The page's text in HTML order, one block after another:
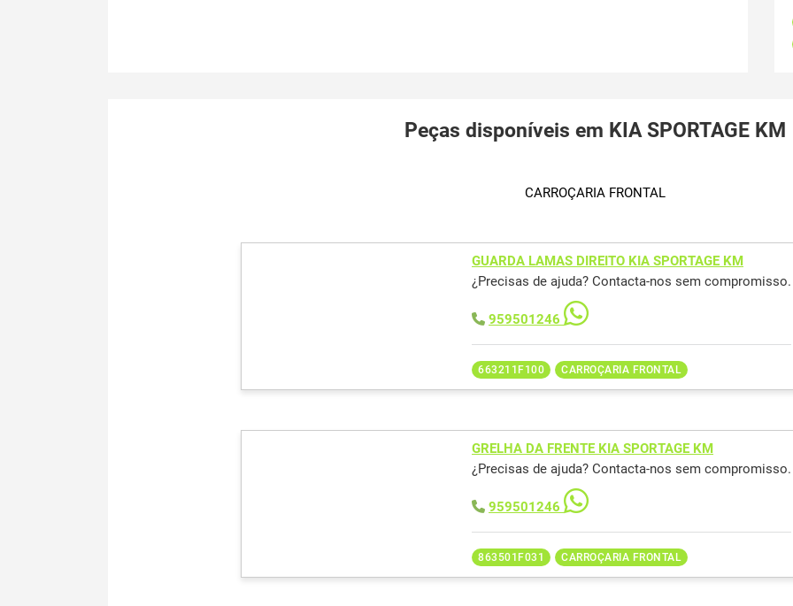
Peças disponíveis em KIA SPORTAGE KM
CARROÇARIA FRONTAL
GUARDA LAMAS DIREITO KIA SPORTAGE KM
¿Precisas de ajuda? Contacta-nos sem compromisso.
959501246
663211F100 CARROÇARIA FRONTAL
GRELHA DA FRENTE KIA SPORTAGE KM
¿Precisas de ajuda? Contacta-nos sem compromisso.
959501246
863501F031 CARROÇARIA FRONTAL